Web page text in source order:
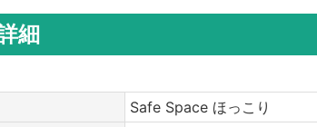
細
Safe Space ほっこり